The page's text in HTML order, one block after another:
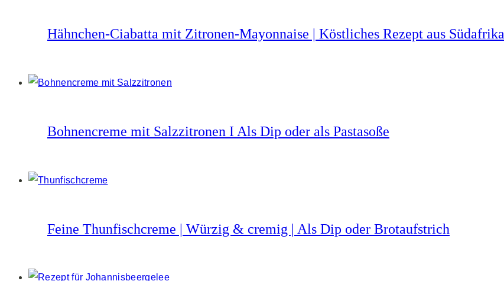
Hähnchen-Ciabatta mit Zitronen-Mayonnaise | Köstliches Rezept aus Südafrika
Bohnencreme mit Salzzitronen I Als Dip oder als Pastasoße
Feine Thunfischcreme | Würzig & cremig | Als Dip oder Brotaufstrich